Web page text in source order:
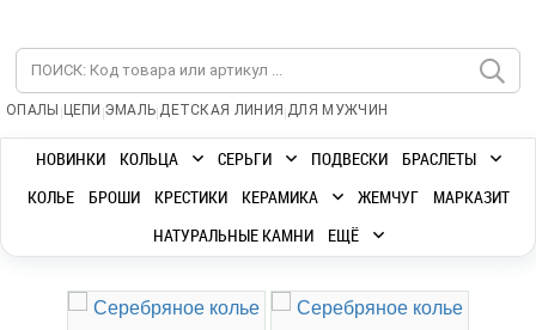
ОПАЛЫ | ЦЕПИ |ЭМАЛЬ|ДЕТСКАЯ ЛИНИЯ |ДЛЯ МУЖЧИН
НОВИНКИ КОЛЬЦА СЕРЬГИ ПОДВЕСКИ
БРАСЛЕТЫ
КОЛЬЕ
БРОШИ КРЕСТИКИ КЕРАМИКА ЖЕМЧУГ
МАРКАЗИТ
НАТУРАЛЬНЫЕ КАМНИ
ЕЩЁ